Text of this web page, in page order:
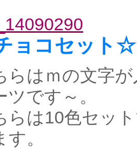
ョコセット☆
らはｍの文字
ツです～。
らは10色セッ
す。